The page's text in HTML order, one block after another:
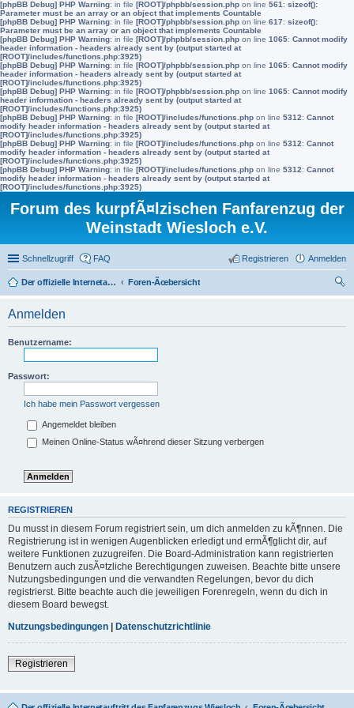
[phpBB Debug] PHP Warning: in file [ROOT]/phpbb/session.php on line 561 : sizeof():
Parameter must be an array or an object that implements Countable
[phpBB Debug] PHP Warning: in file [ROOT]/phpbb/session.php on line 617: sizeof():
Parameter must be an array or an object that implements Countable
[phpBB Debug] PHP Warning: in file [ROOT]/phpbb/session.php on line 1065: Cannot modify
header information - headers already sent by (output started at
[ROOT]/includes/functions.php:3925)
[phpBB Debug] PHP Warning: in file [ROOT]/phpbb/session.php on line 1065: Cannot modify
header information - headers already sent by (output started at
[ROOT]/includes/functions.php:3925)
[phpBB Debug] PHP Warning: in file [ROOT]/phpbb/session.php on line 1065: Cannot modify
header information - headers already sent by (output started at
[ROOT]/includes/functions.php:3925)
[phpBB Debug] PHP Warning: in file [ROOT]/includes/functions.php on line 5312: Cannot
modify header information - headers already sent by (output started at
[ROOT]/includes/functions.php:3925)
[phpBB Debug] PHP Warning: in file [ROOT]/includes/functions.php on line 5312: Cannot
modify header information - headers already sent by (output started at
[ROOT]/includes/functions.php:3925)
[phpBB Debug] PHP Warning: in file [ROOT]/includes/functions.php on line 5312: Cannot
modify header information - headers already sent by (output started at
[ROOT]/includes/functions.php:3925)
Forum des kurpfÃ¤lzischen Fanfarenzug der
Weinstadt Wiesloch e.V.
Schnellzugriff FAQ Anmelden
Registrieren
Der offizielle Internetauftritt des Fanfarenzugs Wiesloch
Foren-Ãœbersicht
Anmelden
Benutzername:
Passwort:
Ich habe mein Passwort vergessen
Angemeldet bleiben
Meinen Online-Status wÃ¤hrend dieser Sitzung verbergen
REGISTRIEREN
Du musst in diesem Forum registriert sein, um dich anmelden zu kÃ¶nnen. Die
Registrierung ist in wenigen Augenblicken erledigt und ermÃ¶glicht dir, auf
weitere Funktionen zuzugreifen. Die Board-Administration kann registrierten
Benutzern auch zusÃ¤tzliche Berechtigungen zuweisen. Beachte bitte unsere
Nutzungsbedingungen und die verwandten Regelungen, bevor du dich
registrierst. Bitte beachte auch die jeweiligen Forenregeln, wenn du dich in
diesem Board bewegst.
Nutzungsbedingungen | Datenschutzrichtlinie
Registrieren